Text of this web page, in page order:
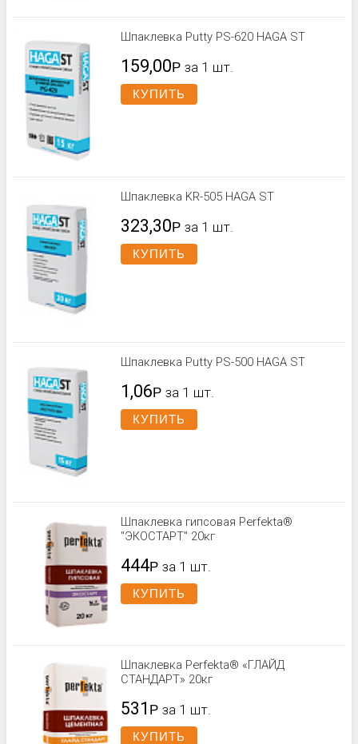
Шпаклевка Putty PS-620 HAGA ST
159,00Р за 1 шт.
КУПИТЬ
Шпаклевка KR-505 HAGA ST
323,30Р за 1 шт.
КУПИТЬ
Шпаклевка Putty PS-500 HAGA ST
1,06Р за 1 шт.
КУПИТЬ
Шпаклевка гипсовая Perfekta®
"ЭКОСТАРТ" 20кг
444Р за 1 шт.
КУПИТЬ
Шпаклевка Perfekta® «ГЛАЙД
СТАНДАРТ» 20кг
531 Р за 1 шт.
КУПИТЬ